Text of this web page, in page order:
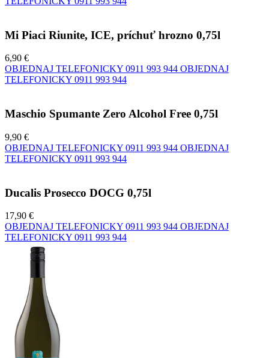
Mi Piaci Riunite, ICE, príchuť hrozno 0,75l
6,90 €
OBJEDNAJ TELEFONICKY 0911 993 944 OBJEDNAJ
TELEFONICKY 0911 993 944
Maschio Spumante Zero Alcohol Free 0,75l
9,90 €
OBJEDNAJ TELEFONICKY 0911 993 944 OBJEDNAJ
TELEFONICKY 0911 993 944
Ducalis Prosecco DOCG 0,75l
17,90 €
OBJEDNAJ TELEFONICKY 0911 993 944 OBJEDNAJ
TELEFONICKY 0911 993 944